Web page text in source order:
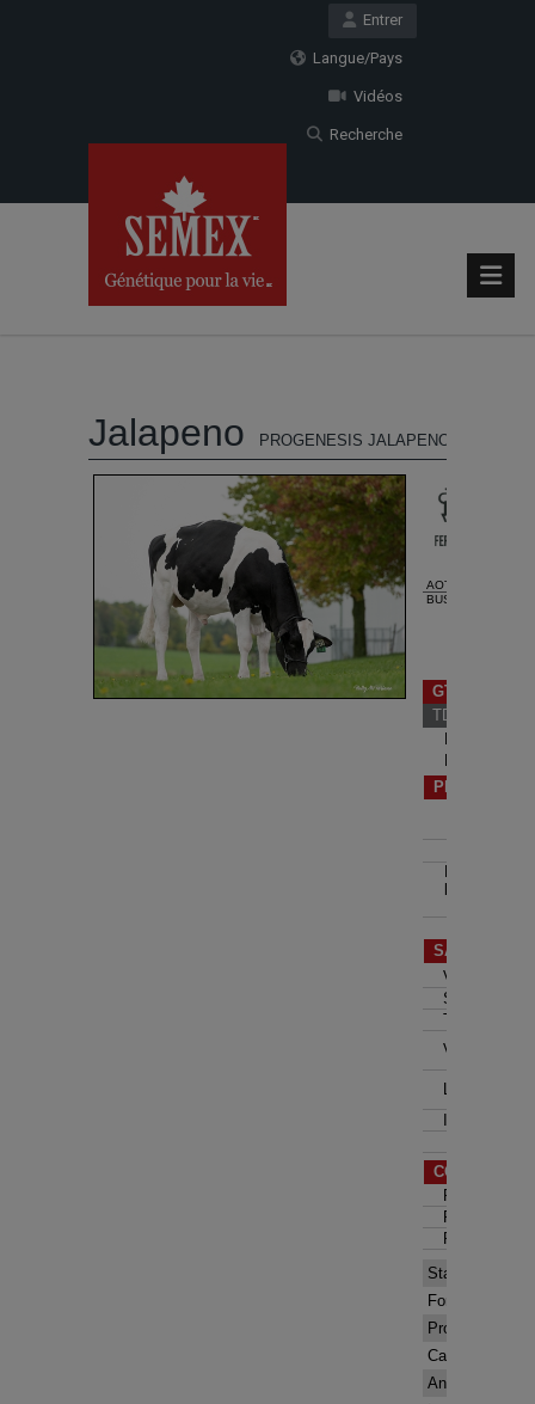
Entrer
Langue/Pays
Vidéos
Recherche